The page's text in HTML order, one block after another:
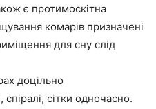
є протимоскітна
комарів призначені
для сну слід
доцільно
сітки одночасно.